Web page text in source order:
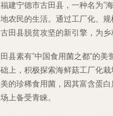
建宁德市古田县，一种名为“
农民的生活。通过工厂化、
田县脱贫攻坚的新引擎，为乡
县素有“中国食用菌之都”的
上，积极探索海鲜菇工厂化
的珍稀食用菌，因其富含蛋
上备受青睐。